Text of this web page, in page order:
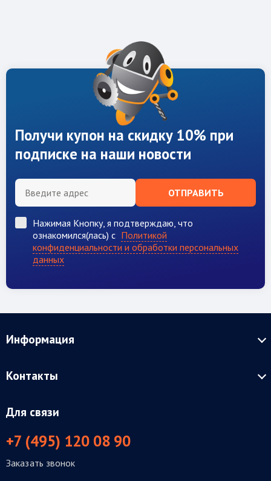
Получи купон на скидку 10% при
подписке на наши новости
ОТПРАВИТЬ
Нажимая Кнопку, я подтверждаю, что
ознакомился(лась) с Политикой
конфиденциальности и обработки персональных
данных
Информация
Контакты
Для связи
+7 (495) 120 08 90
Заказать звонок